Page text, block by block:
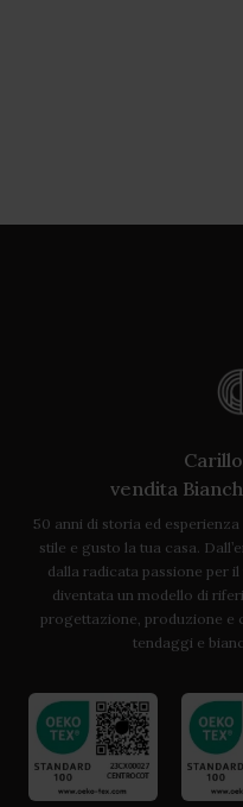
vendita
50 anni di storia ed
stile e gusto la tua casa.
dalla radicata passione per il
diventata un modello di
progettazione, produzione e
tendaggi e